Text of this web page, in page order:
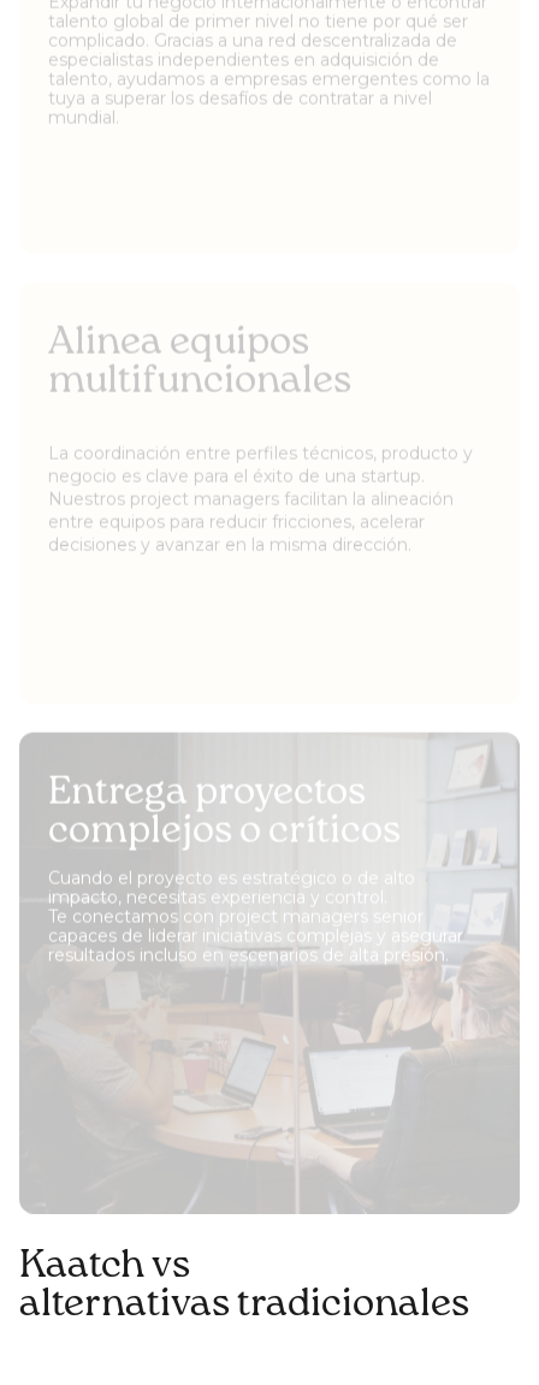
talento global de primer nivel no tiene por qué ser
complicado. Gracias a una red descentralizada de
especialistas independientes en adquisición de
talento, ayudamos a empresas emergentes como la
tuya a superar los desafíos de contratar a nivel
mundial.
Alinea equipos
multifuncionales
La coordinación entre perfiles técnicos, producto y
negocio es clave para el éxito de una startup.
Nuestros project managers facilitan la alineación
entre equipos para reducir fricciones, acelerar
decisiones y avanzar en la misma dirección.
Entrega proyectos
complejos o críticos
Cuando el proyecto es estratégico o de alto
impacto, necesitas experiencia y control.
Te conectamos con project managers senior
capaces de liderar iniciativas complejas y asegurar
resultados incluso en escenarios de alta presión.
Kaatch vs
alternativas tradicionales